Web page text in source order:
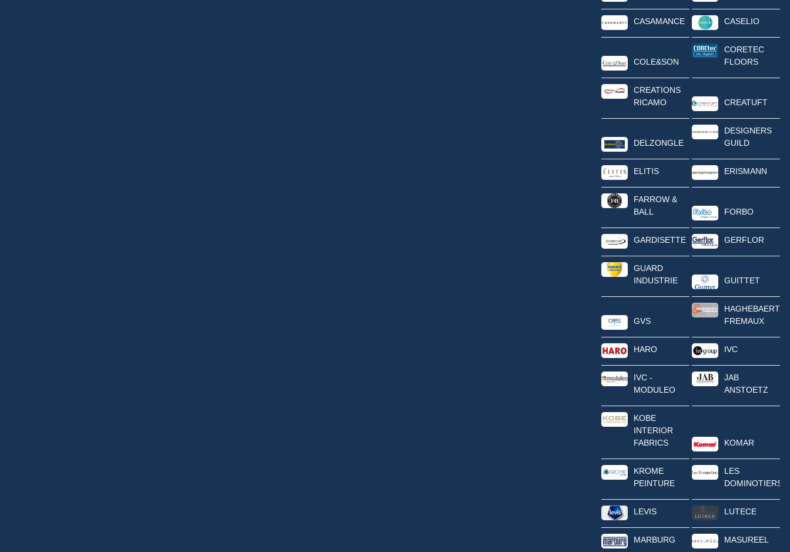
CASAMANCE CASELIO
COLE&SON
CORETEC
FLOORS
CREATIONS
RICAMO
CREATUFT
DELZONGLE
DESIGNERS
GUILD
ELITIS ERISMANN
FARROW &
BALL
FORBO
GARDISETTE GERFLOR
GUARD
INDUSTRIE
GUITTET
GVS
HAGHEBAERT
FREMAUX
HARO IVC
IVC -
MODULEO
JAB
ANSTOETZ
KOBE
INTERIOR
FABRICS
KOMAR
KROME
PEINTURE
LES
DOMINOTIERS
LEVIS LUTECE
MARBURG MASUREEL